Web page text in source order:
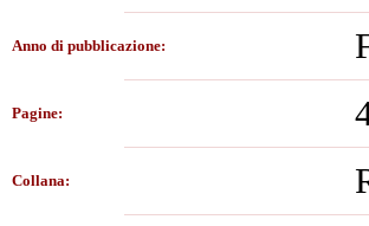
Anno di pubblicazione:
Pagine:
Collana: